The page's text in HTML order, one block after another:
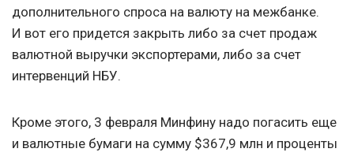
дополнительного спроса на валюту на межбанке.
И вот его придется закрыть либо за счет продаж
валютной выручки экспортерами, либо за счет
интервенций НБУ.
Кроме этого, 3 февраля Минфину надо погасить еще
и валютные бумаги на сумму $367,9 млн и проценты